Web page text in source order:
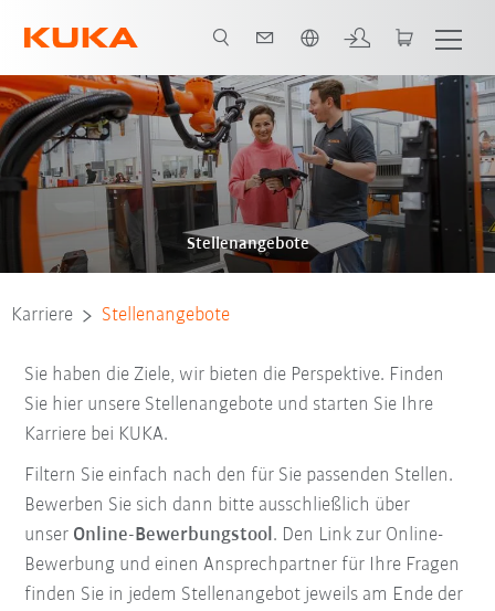
Stellenangebote
Karriere Stellenangebote
Sie haben die Ziele, wir bieten die Perspektive. Finden
Sie hier unsere Stellenangebote und starten Sie Ihre
Karriere bei KUKA.
Filtern Sie einfach nach den für Sie passenden Stellen.
Bewerben Sie sich dann bitte ausschließlich über
unser Online-Bewerbungstool. Den Link zur Online-
Bewerbung und einen Ansprechpartner für Ihre Fragen
finden Sie in jedem Stellenangebot jeweils am Ende der